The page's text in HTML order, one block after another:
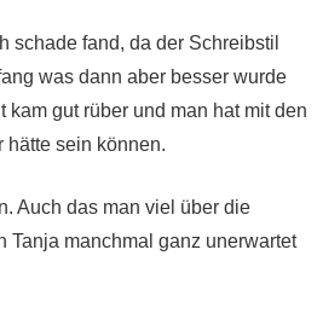
schade fand, da der Schreibstil
was dann aber besser wurde
gut rüber und man hat mit den
hätte sein können.
Auch das man viel über die
Tanja manchmal ganz unerwartet